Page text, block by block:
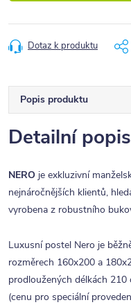
Dotaz k produktu
Popis produktu
Detailní
NERO je exkluzivní
nejnáročnějších klientů,
vyrobena z robustního
Luxusní postel Nero je
rozměrech 160x200 a
prodloužených délkách
(cenu pro speciální